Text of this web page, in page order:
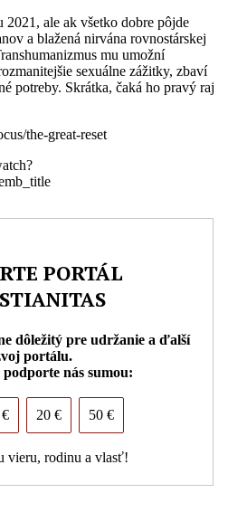
2021, ale ak všetko dobre pôjde
a blažená nirvána rovnostárskej
mu umožní
sexuálne zážitky, zbaví
potreby. Skrátka, čaká ho pravý raj
the-great-reset
PORTÁL
dôležitý pre udržanie a ďalší
portálu.
nás sumou:
20 € 50 €
vieru, rodinu a vlasť!